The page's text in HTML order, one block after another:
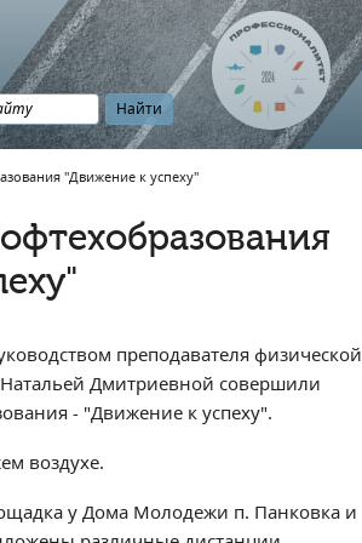
"Движение к успеху"
преподавателя физической
Дмитриевной совершили
- "Движение к успеху".
воздухе.
у Дома Молодежи п. Панковка и